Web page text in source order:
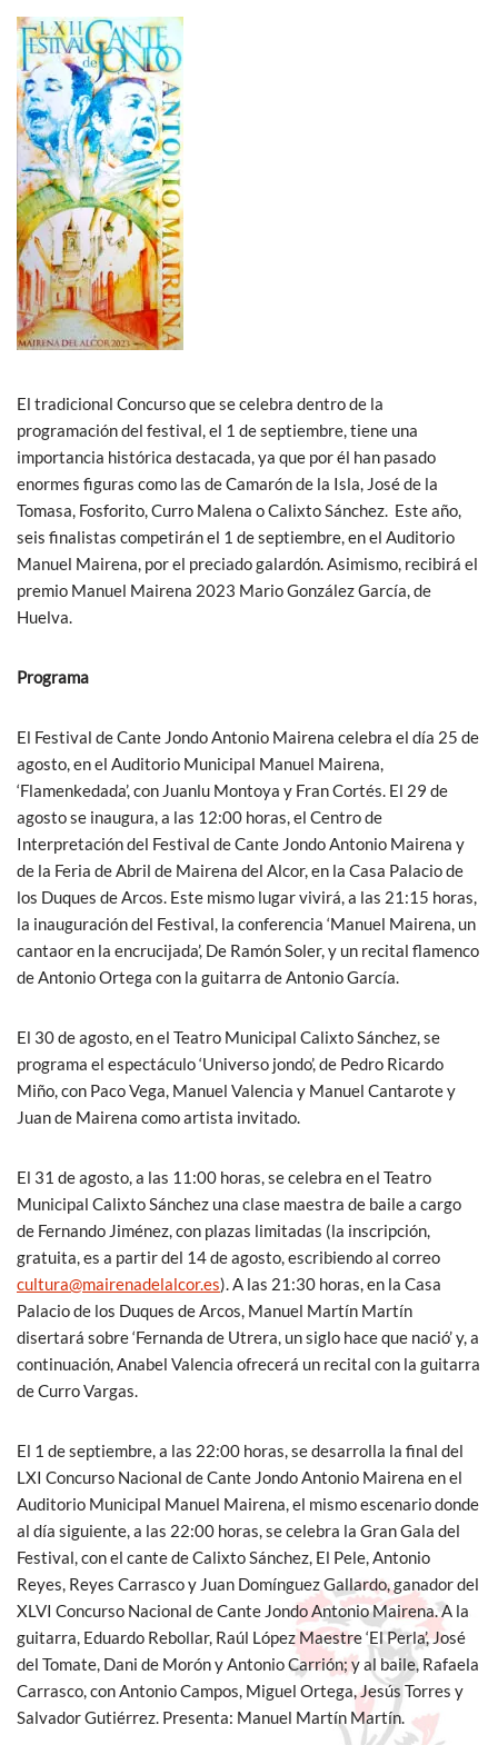
El tradicional Concurso que se celebra dentro de la
programación del festival, el 1 de septiembre, tiene una
importancia histórica destacada, ya que por él han pasado
enormes figuras como las de Camarón de la Isla, José de la
Tomasa, Fosforito, Curro Malena o Calixto Sánchez. Este año,
seis finalistas competirán el 1 de septiembre, en el Auditorio
Manuel Mairena, por el preciado galardón. Asimismo, recibirá el
premio Manuel Mairena 2023 Mario González García, de
Huelva.
Programa
El Festival de Cante Jondo Antonio Mairena celebra el día 25 de
agosto, en el Auditorio Municipal Manuel Mairena,
‘Flamenkedada’, con Juanlu Montoya y Fran Cortés. El 29 de
agosto se inaugura, a las 12:00 horas, el Centro de
Interpretación del Festival de Cante Jondo Antonio Mairena y
de la Feria de Abril de Mairena del Alcor, en la Casa Palacio de
los Duques de Arcos. Este mismo lugar vivirá, a las 21:15 horas,
la inauguración del Festival, la conferencia ‘Manuel Mairena, un
cantaor en la encrucijada’, De Ramón Soler, y un recital flamenco
de Antonio Ortega con la guitarra de Antonio García.
El 30 de agosto, en el Teatro Municipal Calixto Sánchez, se
programa el espectáculo ‘Universo jondo’, de Pedro Ricardo
Miño, con Paco Vega, Manuel Valencia y Manuel Cantarote y
Juan de Mairena como artista invitado.
El 31 de agosto, a las 11:00 horas, se celebra en el Teatro
Municipal Calixto Sánchez una clase maestra de baile a cargo
de Fernando Jiménez, con plazas limitadas (la inscripción,
gratuita, es a partir del 14 de agosto, escribiendo al correo
cultura@mairenadelalcor.es). A las 21:30 horas, en la Casa
Palacio de los Duques de Arcos, Manuel Martín Martín
disertará sobre ‘Fernanda de Utrera, un siglo hace que nació’ y, a
continuación, Anabel Valencia ofrecerá un recital con la guitarra
de Curro Vargas.
El 1 de septiembre, a las 22:00 horas, se desarrolla la final del
LXI Concurso Nacional de Cante Jondo Antonio Mairena en el
Auditorio Municipal Manuel Mairena, el mismo escenario donde
al día siguiente, a las 22:00 horas, se celebra la Gran Gala del
Festival, con el cante de Calixto Sánchez, El Pele, Antonio
Reyes, Reyes Carrasco y Juan Domínguez Gallardo, ganador del
XLVI Concurso Nacional de Cante Jondo Antonio Mairena. A la
guitarra, Eduardo Rebollar, Raúl López Maestre ‘El Perla’, José
del Tomate, Dani de Morón y Antonio Carrión; y al baile, Rafaela
Carrasco, con Antonio Campos, Miguel Ortega, Jesús Torres y
Salvador Gutiérrez. Presenta: Manuel Martín Martín.